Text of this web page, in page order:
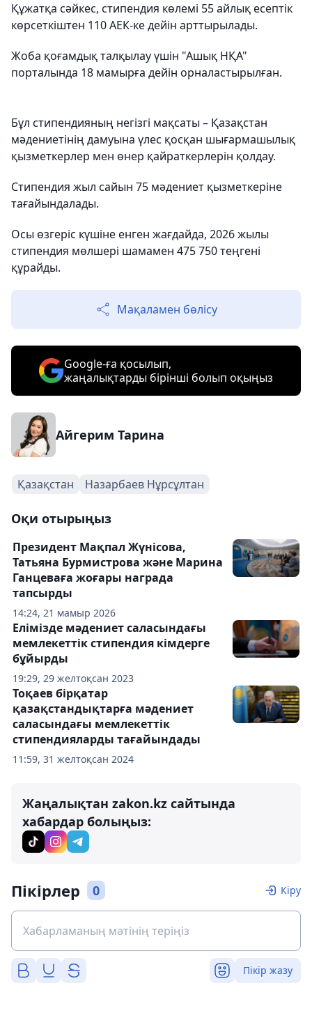
Құжатқа сәйкес, стипендия көлемі 55 айлық есептік
көрсеткіштен 110 АЕК-ке дейін арттырылады.
Жоба қоғамдық талқылау үшін "Ашық НҚА"
порталында 18 мамырға дейін орналастырылған.
Бұл стипендияның негізгі мақсаты – Қазақстан
мәдениетінің дамуына үлес қосқан шығармашылық
қызметкерлер мен өнер қайраткерлерін қолдау.
Стипендия жыл сайын 75 мәдениет қызметкеріне
тағайындалады.
Осы өзгеріс күшіне енген жағдайда, 2026 жылы
стипендия мөлшері шамамен 475 750 теңгені
құрайды.
Мақаламен бөлісу
Google-ға қосылып,
жаңалықтарды бірінші болып оқыңыз
Айгерим Тарина
Қазақстан Назарбаев Нұрсұлтан
Оқи отырыңыз
14:24, 21 мамыр 2026
Президент Мақпал Жүнісова,
Татьяна Бурмистрова және Марина
Ганцеваға жоғары награда
тапсырды
19:29, 29 желтоқсан 2023
Елімізде мәдениет саласындағы
мемлекеттік стипендия кімдерге
бұйырды
11:59, 31 желтоқсан 2024
Тоқаев бірқатар
қазақстандықтарға мәдениет
саласындағы мемлекеттік
стипендияларды тағайындады
Жаңалықтан zakon.kz сайтында
хабардар болыңыз:
Пікірлер 0 Кіру
Пікір жазу